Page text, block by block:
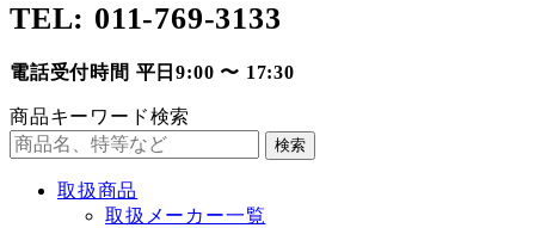
TEL: 011-769-3133
電話受付時間 平日9:00 〜 17:30
商品キーワード検索
検索
取扱商品
取扱メーカー一覧